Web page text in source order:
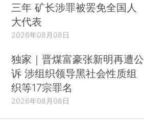
三年 矿长涉罪被罢免全国人
大代表
2026年08月08日
独家｜晋煤富豪张新明再遭公
诉 涉组织领导黑社会性质组
织等17宗罪名
2026年08月08日